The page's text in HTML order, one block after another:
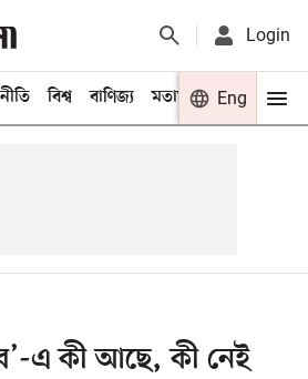
Login
বিশ্ব বাণিজ্য মতামত খেলা
Eng
এ কী আছে, কী নেই